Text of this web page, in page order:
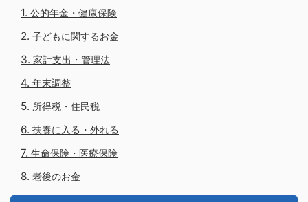
公的年金・健康保険
子どもに関するお金
家計支出・管理法
年末調整
所得税・住民税
扶養に入る・外れる
生命保険・医療保険
老後のお金